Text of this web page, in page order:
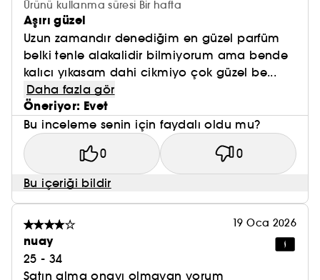
Ürünü kullanma süresi Bir hafta
Aşırı güzel
Uzun zamandır denediğim en güzel parfüm
belki tenle alakalidir bilmiyorum ama bende
kalıcı yıkasam dahi cikmiyo çok güzel be...
Daha fazla gör
Öneriyor: Evet
Bu inceleme senin için faydalı oldu mu?
0 0
Bu içeriği bildir
19 Oca 2026
nuay
25 - 34
Satın alma onayı olmayan yorum